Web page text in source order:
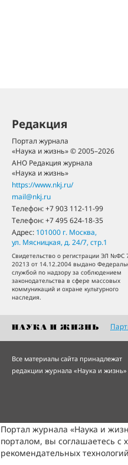
Редакция
Портал журнала
«Наука и жизнь» © 2005–2026
АНО Редакция журнала
«Наука и жизнь»
https://www.nkj.ru/
mail@nkj.ru
Телефон:+7 903 112-11-99
Телефон:+7 495 624-18-35
Адрес: 101000 г. Москва,
ул. Мясницкая, д. 24/7, стр.1
Свидетельство о регистрации ЭЛ №ФС
20213 от 14.12.2004 выдано
службой по надзору за соблюдением
законодательства в сфере массовых
коммуникаций и охране культурного
наследия.
Все материалы сайта принадлежат
редакции журнала «Наука и жизнь»
Портал журнала «Наука и
порталом, вы соглашаетесь
рекомендательных